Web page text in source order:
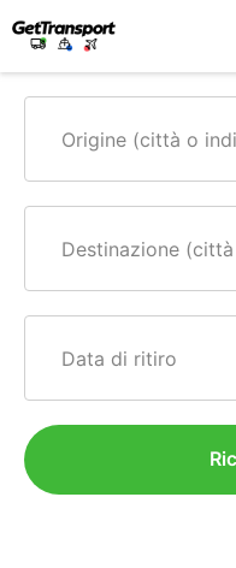
Origine (città o
Destinazione
Data di ritiro